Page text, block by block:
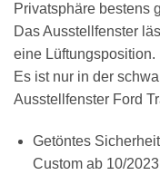
Privatsphäre bestens
Das Ausstellfenster
eine Lüftungsposition.
Es ist nur in der
Ausstellfenster Ford
Getöntes
Custom ab 10/2023